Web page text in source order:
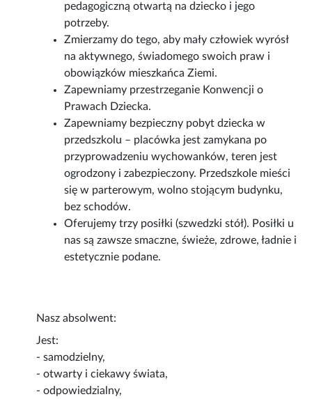
pedagogiczną otwartą na dziecko i jego
potrzeby.
Zmierzamy do tego, aby mały człowiek wyrósł
na aktywnego, świadomego swoich praw i
obowiązków mieszkańca Ziemi.
Zapewniamy przestrzeganie Konwencji o
Prawach Dziecka.
Zapewniamy bezpieczny pobyt dziecka w
przedszkolu – placówka jest zamykana po
przyprowadzeniu wychowanków, teren jest
ogrodzony i zabezpieczony. Przedszkole mieści
się w parterowym, wolno stojącym budynku,
bez schodów.
Oferujemy trzy posiłki (szwedzki stół). Posiłki u
nas są zawsze smaczne, świeże, zdrowe, ładnie i
estetycznie podane.
Nasz absolwent:
Jest:
- samodzielny,
- otwarty i ciekawy świata,
- odpowiedzialny,